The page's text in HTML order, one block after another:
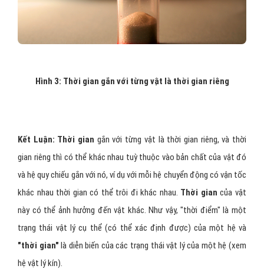
Hình 3: Thời gian gắn với từng vật là thời gian riêng
Kết Luận: Thời gian gắn với từng vật là thời gian riêng, và thời
gian riêng thì có thể khác nhau tuỳ thuộc vào bản chất của vật đó
và hệ quy chiếu gắn với nó, ví dụ với mỗi hệ chuyển động có vận tốc
khác nhau thời gian có thể trôi đi khác nhau. Thời gian của vật
này có thể ảnh hưởng đến vật khác. Như vậy, "thời điểm" là một
trạng thái vật lý cụ thể (có thể xác định được) của một hệ và
"thời gian" là diễn biến của các trạng thái vật lý của một hệ (xem
hệ vật lý kín).